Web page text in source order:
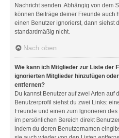
Nachricht senden. Abhängig von dem
können Beiträge deiner Freunde auch
einen Benutzer ignorierst, dann siehst
standardmäßig nicht.
Nach oben
Wie kann ich Mitglieder zur Liste der
ignorierten Mitglieder hinzufügen
entfernen?
Du kannst Benutzer auf zwei Arten auf
Benutzerprofil siehst du zwei Links:
Freunde und einen zum Ignorieren
im persönlichen Bereich direkt
indem du deren Benutzernamen